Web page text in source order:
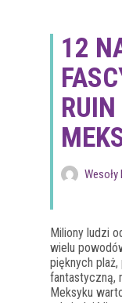
12
Miliony ludzi
wielu
pięknych
fantastyczną,
Meksyku